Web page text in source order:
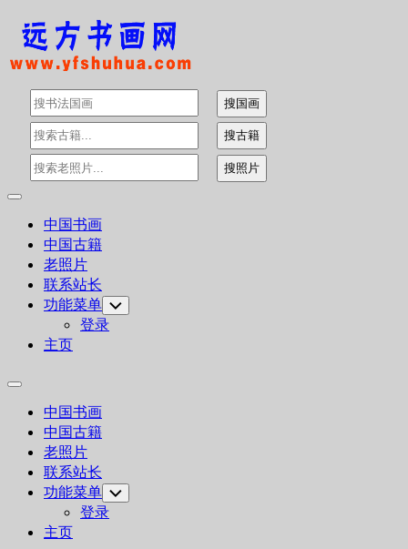
Skip
content
Expand
中国书画
中国古籍
老照片
联系站长
功能菜单 Toggle
Child
Menu
登录
主页
Expand
中国书画
中国古籍
老照片
联系站长
功能菜单 Toggle
Child
Menu
登录
主页